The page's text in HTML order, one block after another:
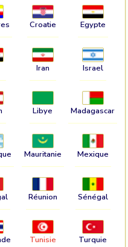
Croatie Egypte
Iran Israel
Libye Madagascar
Mauritanie Mexique
Réunion Sénégal
Tunisie Turquie